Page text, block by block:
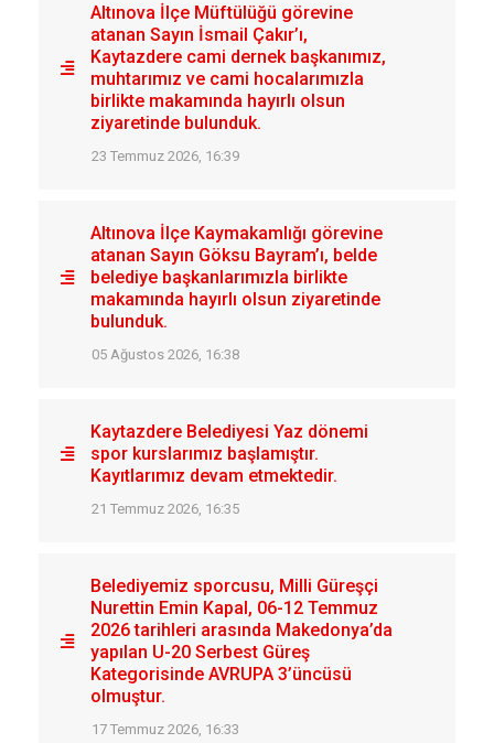
Altınova İlçe Müftülüğü görevine
atanan Sayın İsmail Çakır’ı,
Kaytazdere cami dernek başkanımız,
muhtarımız ve cami hocalarımızla
birlikte makamında hayırlı olsun
ziyaretinde bulunduk.
23 Temmuz 2026, 16:39
Altınova İlçe Kaymakamlığı görevine
atanan Sayın Göksu Bayram’ı, belde
belediye başkanlarımızla birlikte
makamında hayırlı olsun ziyaretinde
bulunduk.
05 Ağustos 2026, 16:38
Kaytazdere Belediyesi Yaz dönemi
spor kurslarımız başlamıştır.
Kayıtlarımız devam etmektedir.
21 Temmuz 2026, 16:35
Belediyemiz sporcusu, Milli Güreşçi
Nurettin Emin Kapal, 06-12 Temmuz
2026 tarihleri arasında Makedonya’da
yapılan U-20 Serbest Güreş
Kategorisinde AVRUPA 3’üncüsü
olmuştur.
17 Temmuz 2026, 16:33